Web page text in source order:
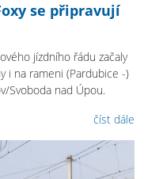
se připravují
jízdního řádu začaly
i na rameni (Pardubice -)
Svoboda nad Úpou.
číst dále